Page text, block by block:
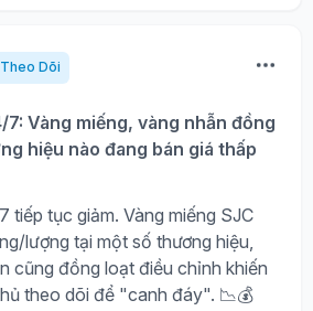
Theo Dõi
7: Vàng miếng, vàng nhẫn đồng
hiệu nào đang bán giá thấp
tiếp tục giảm. Vàng miếng SJC
lượng tại một số thương hiệu,
cũng đồng loạt điều chỉnh khiến
theo dõi để "canh đáy". 📉💰